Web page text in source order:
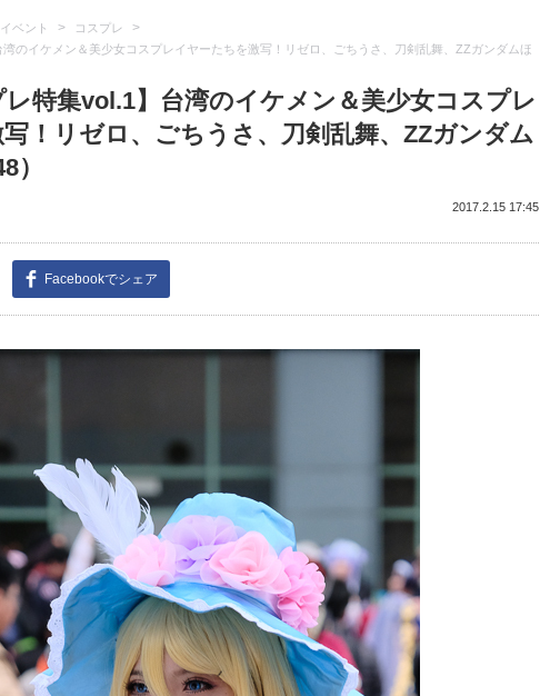
ベント > コスプレ >
湾のイケメン＆美少女コスプレイヤーたちを激写！リゼロ、ごちうさ、刀剣乱舞、ZZガンダムほ
レ特集vol.1】台湾のイケメン＆美少女コスプレ
！リゼロ、ごちうさ、刀剣乱舞、ZZガンダム
）
2017.2.15 17:45
Facebookでシェア